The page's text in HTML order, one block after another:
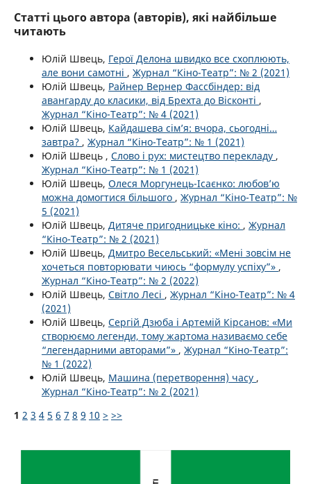
Статті цього автора (авторів), які найбільше
читають
Юлій Швець, Герої Делона швидко все схоплюють,
але вони самотні , Журнал “Кіно-Театр”: № 2 (2021)
Юлій Швець, Райнер Вернер Фассбіндер: від
авангарду до класики, від Брехта до Вісконті ,
Журнал “Кіно-Театр”: № 4 (2021)
Юлій Швець, Кайдашева сім’я: вчора, сьогодні…
завтра? , Журнал “Кіно-Театр”: № 1 (2021)
Юлій Швець , Слово і рух: мистецтво перекладу ,
Журнал “Кіно-Театр”: № 1 (2021)
Юлій Швець, Олеся Моргунець-Ісаєнко: любов’ю
можна домогтися більшого , Журнал “Кіно-Театр”: №
5 (2021)
Юлій Швець, Дитяче пригодницьке кіно: , Журнал
“Кіно-Театр”: № 2 (2021)
Юлій Швець, Дмитро Весельський: «Мені зовсім не
хочеться повторювати чиюсь “формулу успіху”» ,
Журнал “Кіно-Театр”: № 2 (2022)
Юлій Швець, Світло Лесі , Журнал “Кіно-Театр”: № 4
(2021)
Юлій Швець, Сергій Дзюба і Артемій Кірсанов: «Ми
створюємо легенди, тому жартома називаємо себе
“легендарними авторами”» , Журнал “Кіно-Театр”:
№ 1 (2022)
Юлій Швець, Машина (перетворення) часу ,
Журнал “Кіно-Театр”: № 2 (2021)
1 2 3 4 5 6 7 8 9 10 > >>